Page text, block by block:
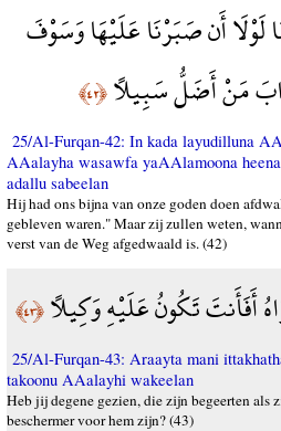
لَوْلَا أَن صَبَرْنَا عَلَيْهَا وَسَوْفَ
مَنْ أَضَلُّ سَبِيلًا﴿٤٢﴾
25/Al-Furqan-42: In kada layudilluna
AAalayha wasawfa yaAAlamoona
adallu sabeelan
Hij had ons bijna van onze goden doen
gebleven waren." Maar zij zullen weten,
verst van de Weg afgedwaald is. (42)
أَفَأَنتَ تَكُونُ عَلَيْهِ وَكِيلًا﴿٤٣﴾
25/Al-Furqan-43: Araayta mani
takoonu AAalayhi wakeelan
Heb jij degene gezien, die zijn begeerten als
beschermer voor hem zijn? (43)